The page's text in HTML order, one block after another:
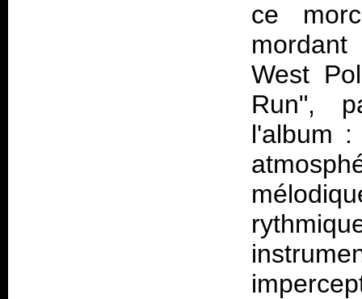
ce
West
Run",
l'album